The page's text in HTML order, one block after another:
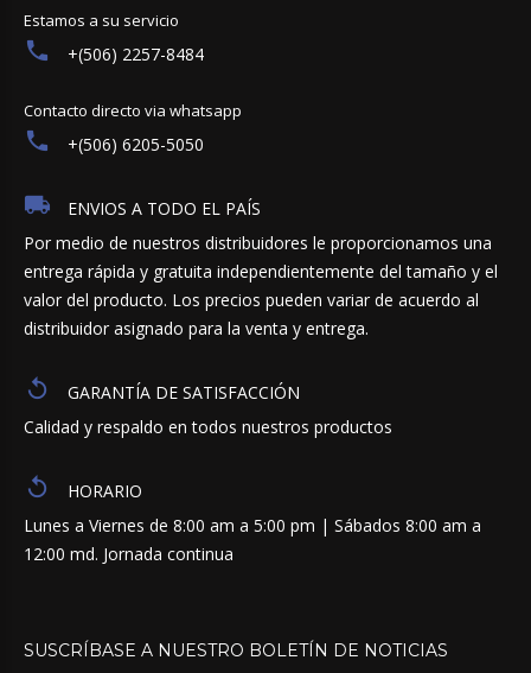
Estamos a su servicio
+(506) 2257-8484
Contacto directo via whatsapp
+(506) 6205-5050
ENVIOS A TODO EL PAÍS
Por medio de nuestros distribuidores le proporcionamos una
entrega rápida y gratuita independientemente del tamaño y el
valor del producto. Los precios pueden variar de acuerdo al
distribuidor asignado para la venta y entrega.
GARANTÍA DE SATISFACCIÓN
Calidad y respaldo en todos nuestros productos
HORARIO
Lunes a Viernes de 8:00 am a 5:00 pm | Sábados 8:00 am a
12:00 md. Jornada continua
SUSCRÍBASE A NUESTRO BOLETÍN DE NOTICIAS